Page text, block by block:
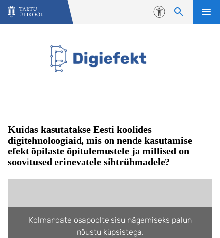
Liigu edasi põhisisu juurde
Juurdepääsetavus
Kuidas kasutatakse Eesti koolides
digitehnoloogiaid, mis on nende kasutamise
efekt õpilaste õpitulemustele ja millised on
soovitused erinevatele sihtrühmadele?
Kolmandate osapoolte sisu nägemiseks palun
nõustu küpsistega.